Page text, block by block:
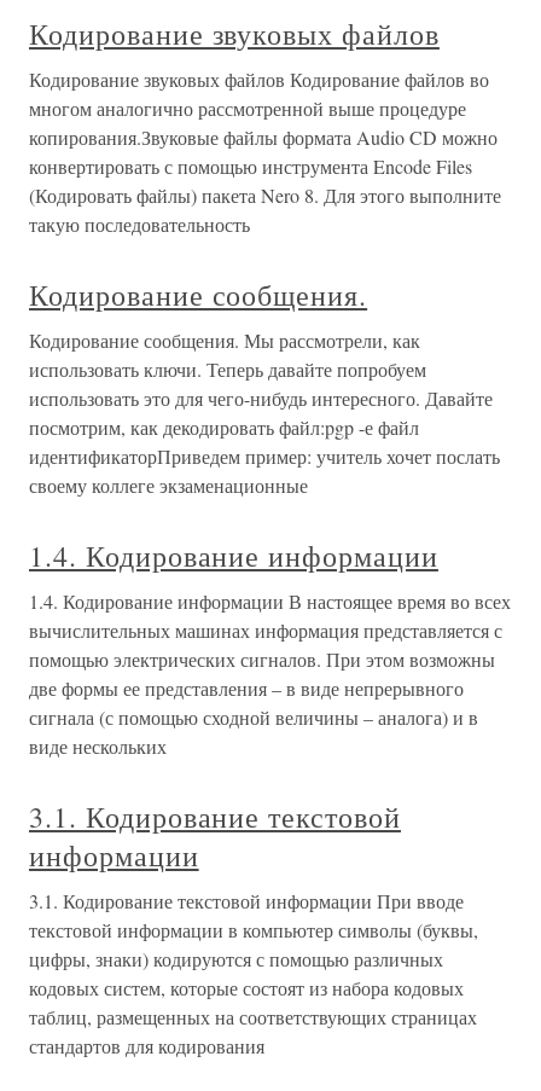
Кодирование звуковых файлов
Кодирование звуковых файлов Кодирование файлов во
многом аналогично рассмотренной выше процедуре
копирования.Звуковые файлы формата Audio CD можно
конвертировать с помощью инструмента Encode Files
(Кодировать файлы) пакета Nero 8. Для этого выполните
такую последовательность
Кодирование сообщения.
Кодирование сообщения. Мы рассмотрели, как
использовать ключи. Теперь давайте попробуем
использовать это для чего-нибудь интересного. Давайте
посмотрим, как декодировать файл:pgp -е файл
идентификаторПриведем пример: учитель хочет послать
своему коллеге экзаменационные
1.4. Кодирование информации
1.4. Кодирование информации В настоящее время во всех
вычислительных машинах информация представляется с
помощью электрических сигналов. При этом возможны
две формы ее представления – в виде непрерывного
сигнала (с помощью сходной величины – аналога) и в
виде нескольких
3.1. Кодирование текстовой
информации
3.1. Кодирование текстовой информации При вводе
текстовой информации в компьютер символы (буквы,
цифры, знаки) кодируются с помощью различных
кодовых систем, которые состоят из набора кодовых
таблиц, размещенных на соответствующих страницах
стандартов для кодирования